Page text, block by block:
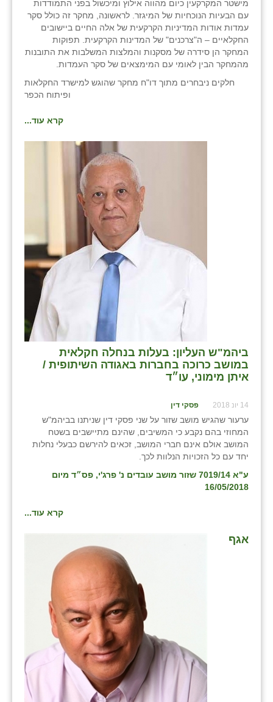
מישטר המקרקעין כיום מהווה אילוץ ומיכשול בפני התמודדות
עם הבעיות הנוכחיות של המיגזר. לראשונה, מחקר זה כולל סקר
עמדות אודות המדיניות הקרקעית של אלה החיים ביישובים
החקלאיים – ה"צרכנים" של המדינות הקרקעית. תפוקות
המחקר הן סידרה של מסקנות והמלצות המשלבות את התובנות
מהמחקר הבין לאומי עם המימצאים של סקר העמדות.
חלקים ניבחרים מתוך דו"ח מחקר שהוגש למישרד החקלאות
ופיתוח הכפר
קרא עוד...
ביהמ"ש העליון: בעלות בנחלה חקלאית
במושב כרוכה בחברות באגודה השיתופית /
איתן מימוני, עו״ד
14 יונ 2018 פסקי דין
ערעור שהגיש מושב שזור על שני פסקי דין שניתנו בביהמ"ש
המחוזי בהם נקבע כי המשיבים, שהינם מתיישבים בשטח
המושב אולם אינם חברי המושב, זכאים להירשם כבעלי נחלות
יחד עם כל הזכויות הנלוות לכך.
ע"א 7019/14 שזור מושב עובדים נ' פרג'י, פס״ד מיום
16/05/2018
קרא עוד...
אגף